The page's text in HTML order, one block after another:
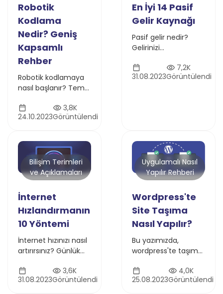
Robotik
Kodlama
Nedir? Geniş
Kapsamlı
Rehber
Robotik kodlamaya
nasıl başlanır? Temel
konseptlere kadar
robot
öğrenmek isteyenler
için rehber
24.10.2023
3,8K
Görüntülendi
En İyi 14 Pasif
Gelir Kaynağı
Pasif gelir nedir?
Gelirinizi
ek kazanç
sağlayacak pasif
31.08.2023
7,2K
Görüntülendi
Bilişim Terimleri
ve Açıklamaları
İnternet
Hızlandırmanın
10 Yöntemi
İnternet hızınızı nasıl
artırırsınız? Günlük
değişikliklerle
bağlantı kalitenizi ve
31.08.2023
3,6K
Görüntülendi
Uygulamalı Nasıl
Yapılır Rehberi
Wordpress'te
Site Taşıma
Nasıl Yapılır?
Bu yazımızda,
wordpress'te taşıma
wordpress site
taşıma nedir adım
25.08.2023
4,0K
Görüntülendi